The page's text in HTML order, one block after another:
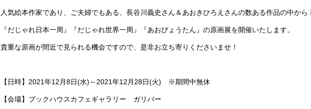
人気絵本作家であり、ご夫婦でもある、長谷川義史さん＆あおきひろえさんの数ある作品の中か
『だじゃれ日本一周』『だじゃれ世界一周』『あおびょうたん』の原画展を開催いたします。
貴重な原画が間近で見られる機会ですので、是非お立ち寄りくださいませ！
【日時】2021年12月8日(水)～2021年12月28日(火) ※期間中無休
【会場】ブックハウスカフェギャラリー ガリバー